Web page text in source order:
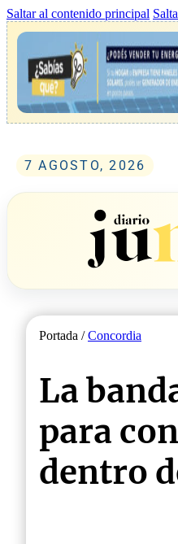
Saltar al contenido principal
7 AGOSTO, 2026
Portada /Concordia
La
para
dentro